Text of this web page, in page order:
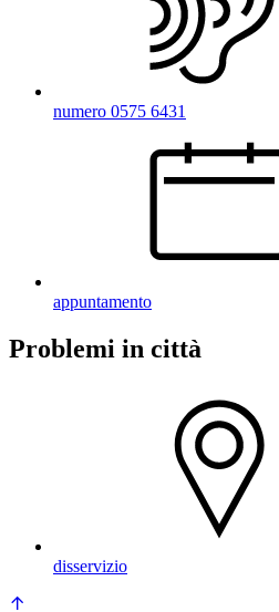
numero 0575 6431
appuntamento
Problemi in città
disservizio